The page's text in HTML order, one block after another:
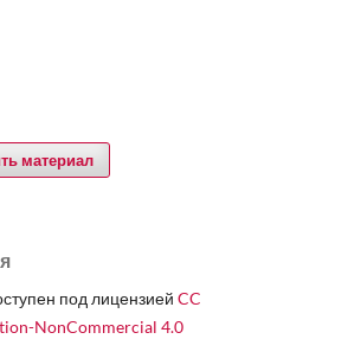
материал
под лицензией CC
NonCommercial 4.0